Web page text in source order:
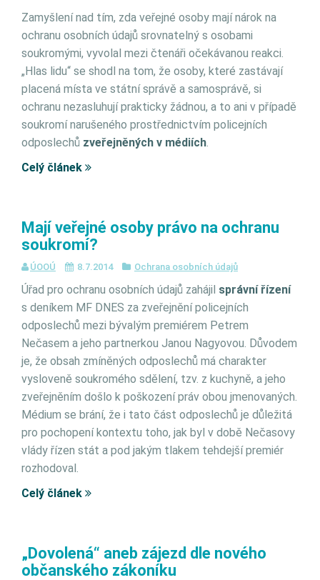
Zamyšlení nad tím, zda veřejné osoby mají nárok na
ochranu osobních údajů srovnatelný s osobami
soukromými, vyvolal mezi čtenáři očekávanou reakci.
„Hlas lidu“ se shodl na tom, že osoby, které zastávají
placená místa ve státní správě a samosprávě, si
ochranu nezasluhují prakticky žádnou, a to ani v případě
soukromí narušeného prostřednictvím policejních
odposlechů zveřejněných v médiích.
Celý článek
Mají veřejné osoby právo na ochranu
soukromí?
ÚOOÚ 8.7.2014 Ochrana osobních údajů
Úřad pro ochranu osobních údajů zahájil správní řízení
s deníkem MF DNES za zveřejnění policejních
odposlechů mezi bývalým premiérem Petrem
Nečasem a jeho partnerkou Janou Nagyovou. Důvodem
je, že obsah zmíněných odposlechů má charakter
vysloveně soukromého sdělení, tzv. z kuchyně, a jeho
zveřejněním došlo k poškození práv obou jmenovaných.
Médium se brání, že i tato část odposlechů je důležitá
pro pochopení kontextu toho, jak byl v době Nečasovy
vlády řízen stát a pod jakým tlakem tehdejší premiér
rozhodoval.
Celý článek
„Dovolená“ aneb zájezd dle nového
občanského zákoníku